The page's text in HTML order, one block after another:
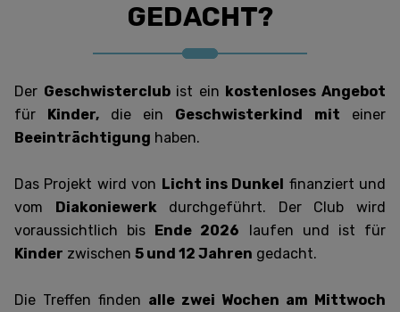
GEDACHT?
Der Geschwisterclubist ein kostenloses Angebot
für Kinder, die ein Geschwisterkind mit einer
Beeinträchtigung haben.
Das Projekt wird von Licht ins Dunkel finanziert und
vom Diakoniewerkdurchgeführt. Der Club wird
voraussichtlich bis Ende 2026 laufen und ist für
Kinder zwischen 5 und 12 Jahren gedacht.
Die Treffen finden alle zwei Wochen am Mittwoch